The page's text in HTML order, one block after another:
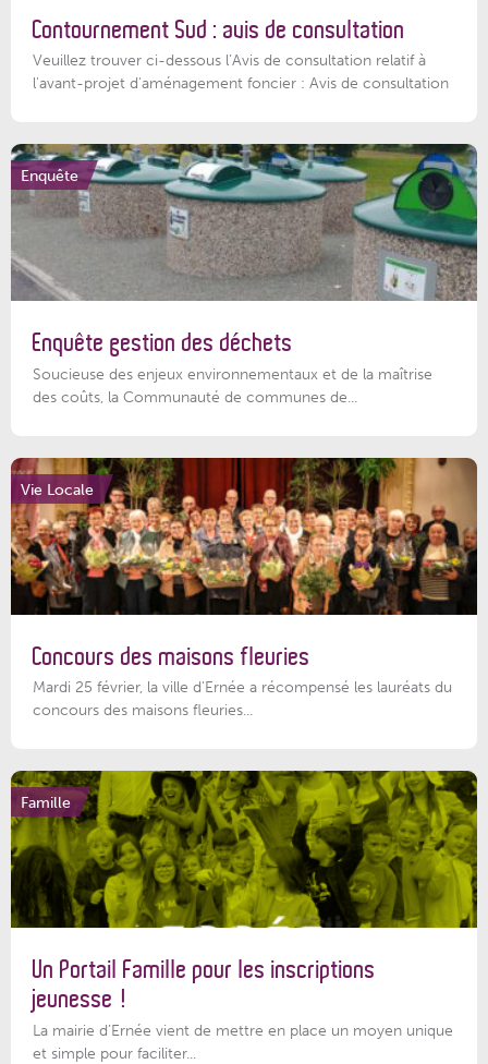
Contournement Sud : avis de consultation
Veuillez trouver ci-dessous l’Avis de consultation relatif à
l'avant-projet d'aménagement foncier : Avis de consultation
Enquête
Enquête gestion des déchets
Soucieuse des enjeux environnementaux et de la maîtrise
des coûts, la Communauté de communes de...
Vie Locale
Concours des maisons fleuries
Mardi 25 février, la ville d'Ernée a récompensé les lauréats du
concours des maisons fleuries...
Famille
Un Portail Famille pour les inscriptions
jeunesse !
La mairie d’Ernée vient de mettre en place un moyen unique
et simple pour faciliter...